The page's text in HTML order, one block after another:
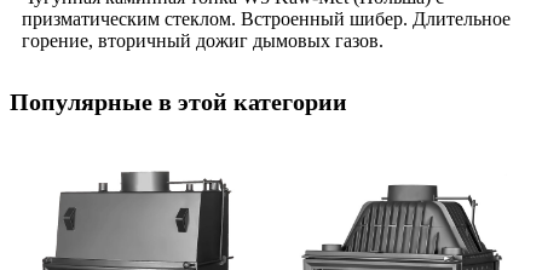
призматическим стеклом. Встроенный шибер. Длительное
горение, вторичный дожиг дымовых газов.
Популярные в этой категории